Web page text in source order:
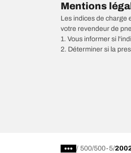
Mentions
Les indices de charge
votre revendeur de
1. Vous informer si
2. Déterminer si la
/ 500 500-5